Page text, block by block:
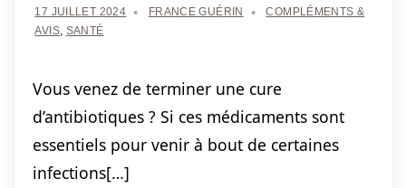
17 JUILLET 2024 FRANCE GUÉRIN
COMPLÉMENTS &
AVIS, SANTÉ
Vous venez de terminer une cure
d’antibiotiques ? Si ces médicaments sont
essentiels pour venir à bout de certaines
infections[…]